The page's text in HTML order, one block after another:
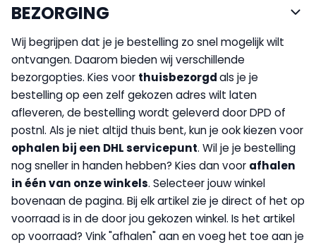
BEZORGING
Wij begrijpen dat je je bestelling zo snel mogelijk wilt
ontvangen. Daarom bieden wij verschillende
bezorgopties. Kies voor thuisbezorgdals je je
bestelling op een zelf gekozen adres wilt laten
afleveren, de bestelling wordt geleverd door DPD of
postnl. Als je niet altijd thuis bent, kun je ook kiezen voor
ophalen bij een DHL servicepunt. Wil je je bestelling
nog sneller in handen hebben? Kies dan voor afhalen
in één van onze winkels. Selecteer jouw winkel
bovenaan de pagina. Bij elk artikel zie je direct of het op
voorraad is in de door jou gekozen winkel. Is het artikel
op voorraad? Vink "afhalen" aan en voeg het toe aan je